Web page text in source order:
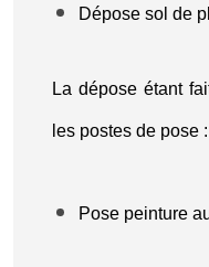
Dépose sol de
La dépose étant
les postes de pose :
Pose peinture